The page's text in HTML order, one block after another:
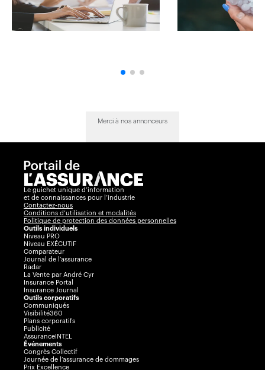
Merci à nos annonceurs
Le guichet unique d’information
et de connaissances pour l’industrie
Contactez-nous
Conditions d’utilisation et modalités
Politique de protection des données personnelles
Outils individuels
Niveau PRO
Niveau EXÉCUTIF
Comparateur
Journal de l’assurance
Radar
La Vente par André Cyr
Insurance Portal
Insurance Journal
Outils corporatifs
Communiqués
Visibilité360
Plans corporatifs
Publicité
AssuranceINTEL
Événements
Congrès Collectif
Journée de l’assurance de dommages
Prix Excellence